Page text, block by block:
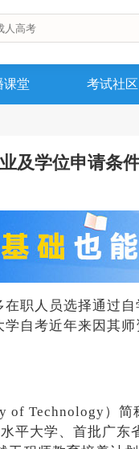
课堂 考试社区
及学位申请条件
职人员选择通过
自考近年来因其
of Technology）简
平大学、首批广东